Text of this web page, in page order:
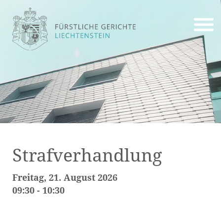
Strafverhandlung
Freitag, 21. August 2026
09:30 - 10:30